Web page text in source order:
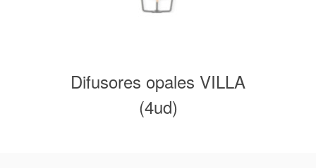
Difusores opales VILLA
(4ud)